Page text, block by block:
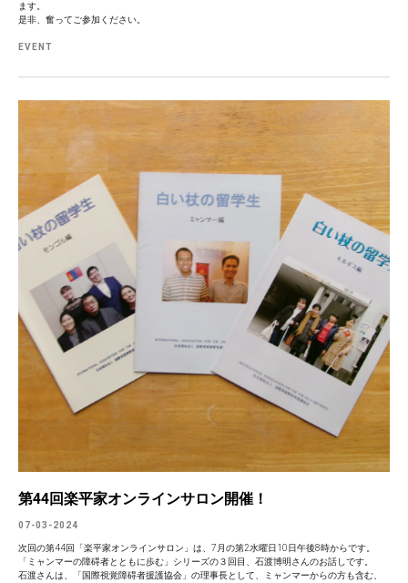
ます。
是非、奮ってご参加ください。
EVENT
第44回楽平家オンラインサロン開催！
07-03-2024
次回の第44回「楽平家オンラインサロン」は、7月の第2水曜日10日午後8時からです。
「ミャンマーの障碍者とともに歩む」シリーズの３回目、石渡博明さんのお話しです。
石渡さんは、「国際視覚障碍者援護協会」の理事長として、ミャンマーからの方も含む、